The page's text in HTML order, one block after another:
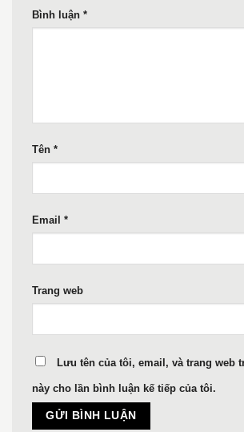
Bình luận *
Tên *
Email *
Trang web
Lưu tên của tôi, email, và trang web
này cho lần bình luận kế tiếp của tôi.